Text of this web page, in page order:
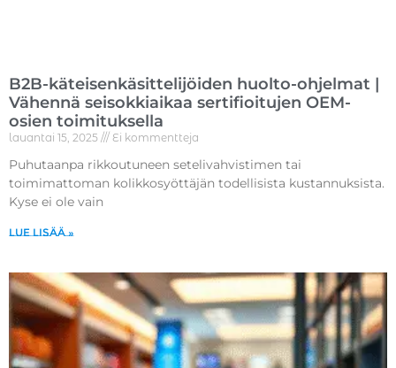
B2B-käteisenkäsittelijöiden huolto-ohjelmat |
Vähennä seisokkiaikaa sertifioitujen OEM-
osien toimituksella
lauantai 15, 2025 Ei kommentteja
Puhutaanpa rikkoutuneen setelivahvistimen tai
toimimattoman kolikkosyöttäjän todellisista kustannuksista.
Kyse ei ole vain
Lue lisää »